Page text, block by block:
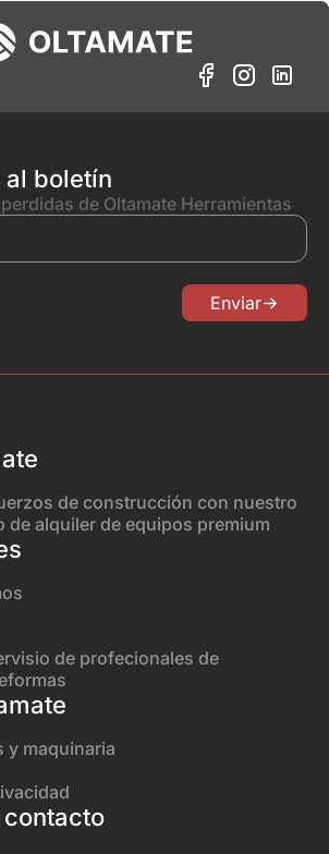
boletín
de Oltamate Herramientas
Enviar
de construcción con nuestro
de alquiler de equipos premium
de profecionales de
y maquinaria
contacto